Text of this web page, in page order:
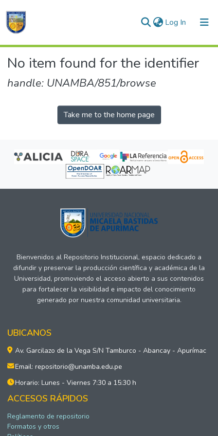
Log In (current)
Communities & Collections
No item found for the identifier
handle: UNAMBA/851/browse
Take me to the home page
Bienvenidos al Repositorio Institucional, espacio dedicado a
difundir y preservar la producción científica y académica de la
Universidad, promoviendo el acceso abierto a sus contenidos
para fortalecer la visibilidad e impacto del conocimiento
generado por nuestra comunidad universitaria.
UBICANOS
Av. Garcilazo de la Vega S/N Tamburco - Abancay - Apurímac
Email: repositorio@unamba.edu.pe
Horario: Lunes - Viernes 7:30 a 15:30 h
ACCESOS RÁPIDOS
Reglamento de repositorio
Formatos y otros